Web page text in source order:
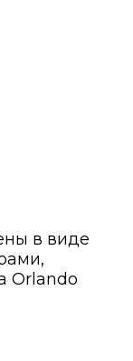
в виде
Orlando